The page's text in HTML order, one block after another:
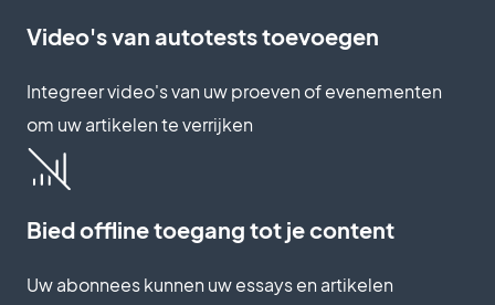
Video's van autotests toevoegen
Integreer video's van uw proeven of evenementen
om uw artikelen te verrijken
Bied offline toegang tot je content
Uw abonnees kunnen uw essays en artikelen